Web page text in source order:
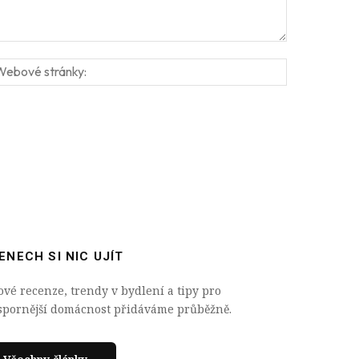
stránky:
SI NIC UJÍT
recenze, trendy v bydlení a tipy pro
domácnost přidáváme průběžně.